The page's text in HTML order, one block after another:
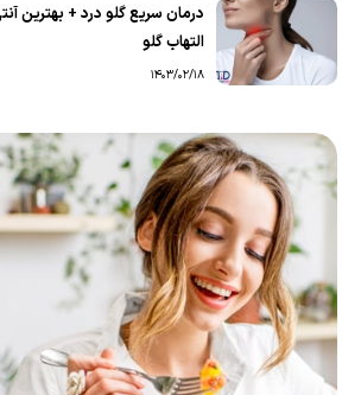
درمان سریع گلو درد + بهترین
التهاب گلو
1403/02/18